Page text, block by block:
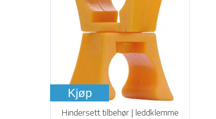
Kjøp
Hindersett tilbehør | leddklemme